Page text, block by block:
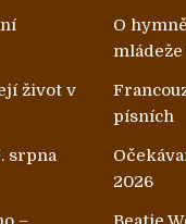
život v
srpna
O
písních
2026